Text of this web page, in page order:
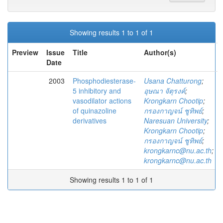
Showing results 1 to 1 of 1
Preview
Issue
Date
Title Author(s)
2003
Phosphodiesterase-
5 inhibitory and
vasodilator actions
of quinazoline
derivatives
Usana Chatturong;
อุษณา จัตุรงค์;
Krongkarn Chootip;
กรองกาญจน์ ชูทิพย์;
Naresuan University;
Krongkarn Chootip;
กรองกาญจน์ ชูทิพย์;
krongkarnc@nu.ac.th;
krongkarnc@nu.ac.th
Showing results 1 to 1 of 1